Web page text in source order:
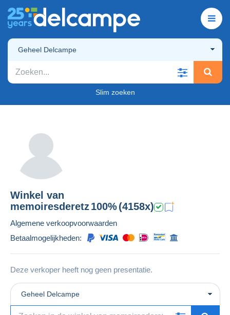
Geheel Delcampe
Slim zoeken
Winkel van
memoiresderetz100%(4158x)
Algemene verkoopvoorwaarden
Betaalmogelijkheden:
Deze verkoper heeft nog geen presentatie.
Geheel Delcampe